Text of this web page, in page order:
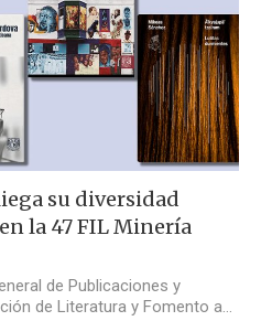
su diversidad
la 47 FIL Minería
de Publicaciones y
de Literatura y Fomento a…